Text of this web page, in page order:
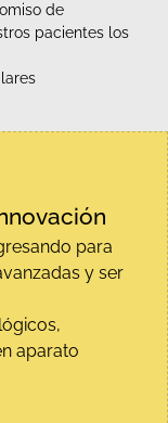
de
pacientes los
para
y ser
aparato